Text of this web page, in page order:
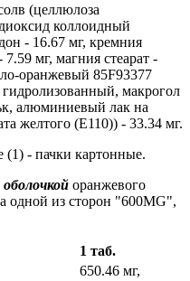
(целлюлоза
коллоидный
- 16.67 мг, кремния
мг, магния стеарат -
оранжевый 85F93377
макрогол
алюминиевый лак на
желтого (Е110)) - 33.34 мг.
- пачки картонные.
оранжевого
одной из сторон "600MG",
1 таб.
650.46 мг,